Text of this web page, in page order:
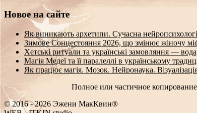
Новое на сайте
Як виникають архетипи. Сучасна
Зимове Сонцестояння 2026, що змінює жіночу
Хетські ритуали та українські замовляння —
Магія Медеї та її паралеллі в українському
Як працює магія. Мозок. Нейронаука.
Полное или частичное
© 2016 - 2026 Эжени МакКвин®